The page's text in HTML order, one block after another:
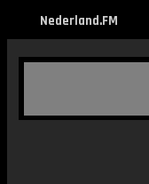
Nederland.FM